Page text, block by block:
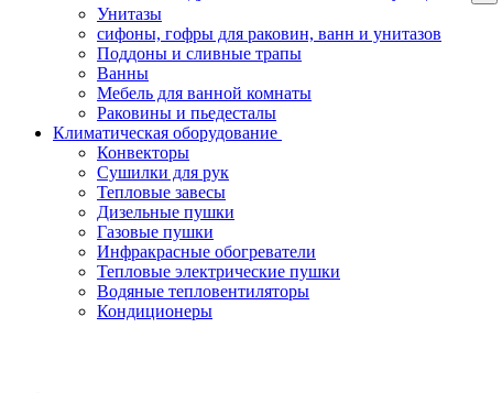
Унитазы
сифоны, гофры для раковин, ванн и унитазов
Поддоны и сливные трапы
Ванны
Мебель для ванной комнаты
Раковины и пьедесталы
Климатическая оборудование
Конвекторы
Сушилки для рук
Тепловые завесы
Дизельные пушки
Газовые пушки
Инфракрасные обогреватели
Тепловые электрические пушки
Водяные тепловентиляторы
Кондиционеры